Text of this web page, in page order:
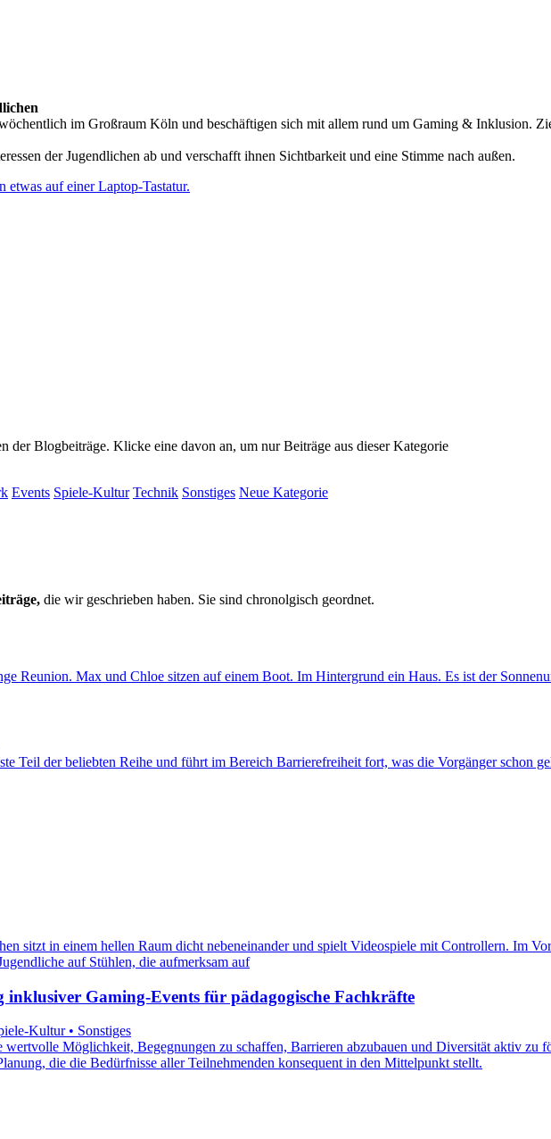
im Großraum Köln und beschäftigen sich mit allem rund um Gaming & Inklusion.
der Jugendlichen ab und verschafft ihnen Sichtbarkeit und eine Stimme nach außen.
der Blogbeiträge. Klicke eine davon an, um nur Beiträge aus dieser Kategorie
Events Spiele-Kultur Technik Sonstiges Neue Kategorie
die wir geschrieben haben. Sie sind chronolgisch geordnet.
Teil der beliebten Reihe und führt im Bereich Barrierefreiheit fort, was die Vorgänger schon
Gaming-Events für pädagogische Fachkräfte
Kultur • Sonstiges
Möglichkeit, Begegnungen zu schaffen, Barrieren abzubauen und Diversität aktiv zu
die die Bedürfnisse aller Teilnehmenden konsequent in den Mittelpunkt stellt.